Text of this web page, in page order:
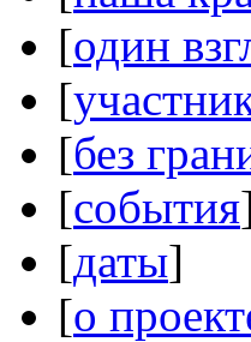
[один
[
[без
[события
[даты]
[о